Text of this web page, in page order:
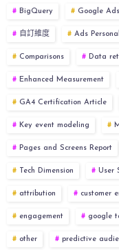
BigQuery Google Ads
自訂維度 Ads
Comparisons Data
Enhanced Measurement
GA4 Certification Article
Key event modeling
Pages and Screens Report
Tech Dimension User
attribution customer
engagement google
other predictive